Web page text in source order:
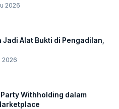
2026
Jadi Alat Bukti di Pengadilan,
2026
Withholding dalam